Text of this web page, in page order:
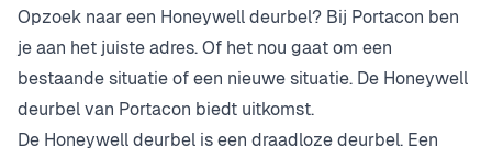
Opzoek naar een Honeywell deurbel? Bij Portacon ben
je aan het juiste adres. Of het nou gaat om een
bestaande situatie of een nieuwe situatie. De Honeywell
deurbel van Portacon biedt uitkomst.
De Honeywell deurbel is een draadloze deurbel. Een